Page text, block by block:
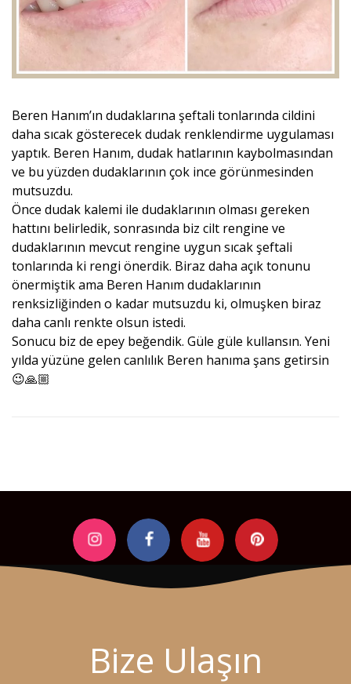
Beren Hanım’ın dudaklarına şeftali tonlarında cildini
daha sıcak gösterecek dudak renklendirme uygulaması
yaptık. Beren Hanım, dudak hatlarının kaybolmasından
ve bu yüzden dudaklarının çok ince görünmesinden
mutsuzdu.
Önce dudak kalemi ile dudaklarının olması gereken
hattını belirledik, sonrasında biz cilt rengine ve
dudaklarının mevcut rengine uygun sıcak şeftali
tonlarında ki rengi önerdik. Biraz daha açık tonunu
önermiştik ama Beren Hanım dudaklarının
renksizliğinden o kadar mutsuzdu ki, olmuşken biraz
daha canlı renkte olsun istedi.
Sonucu biz de epey beğendik. Güle güle kullansın. Yeni
yılda yüzüne gelen canlılık Beren hanıma şans getirsin
😉🙏🏼
Bize Ulaşın